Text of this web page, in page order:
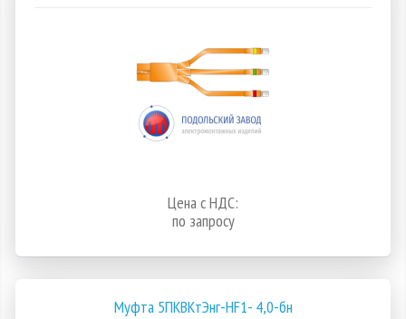
Цена с НДС:
по запросу
Муфта 5ПКВКтЭнг-HF1- 4,0-бн